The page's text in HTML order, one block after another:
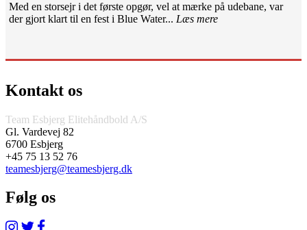
Med en storsejr i det første opgør, vel at mærke på udebane, var
der gjort klart til en fest i Blue Water... Læs mere
Kontakt os
Team Esbjerg Elitehåndbold A/S
Gl. Vardevej 82
6700 Esbjerg
+45 75 13 52 76
teamesbjerg@teamesbjerg.dk
Følg os